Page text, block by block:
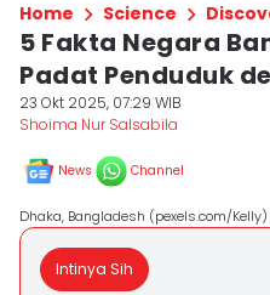
Home Science
5 Fakta Negara
Padat Penduduk
23 Okt 2025, 07:29 WIB
Shoima Nur Salsabila
News Channel
Dhaka, Bangladesh (pexels.com/Kelly)
Intinya Sih